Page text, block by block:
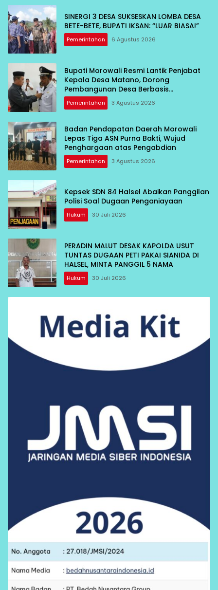
SINERGI 3 DESA SUKSESKAN LOMBA DESA
BETE-BETE, BUPATI IKSAN: “LUAR BIASA!”
Pemerintahan 6 Agustus 2026
Bupati Morowali Resmi Lantik Penjabat
Kepala Desa Matano, Dorong
Pembangunan Desa Berbasis
Kebersamaan
Pemerintahan 3 Agustus 2026
Badan Pendapatan Daerah Morowali
Lepas Tiga ASN Purna Bakti, Wujud
Penghargaan atas Pengabdian
Pemerintahan 3 Agustus 2026
Kepsek SDN 84 Halsel Abaikan Panggilan
Polisi Soal Dugaan Penganiayaan
Hukum 30 Juli 2026
PERADIN MALUT DESAK KAPOLDA USUT
TUNTAS DUGAAN PETI PAKAI SIANIDA DI
HALSEL, MINTA PANGGIL 5 NAMA
Hukum 30 Juli 2026